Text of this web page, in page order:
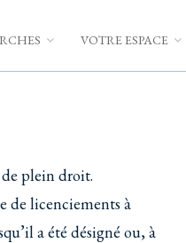
VOTRE ESPACE
plein droit.
de licenciements à
a été désigné ou, à